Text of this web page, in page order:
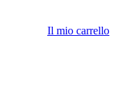
Il mio carrello